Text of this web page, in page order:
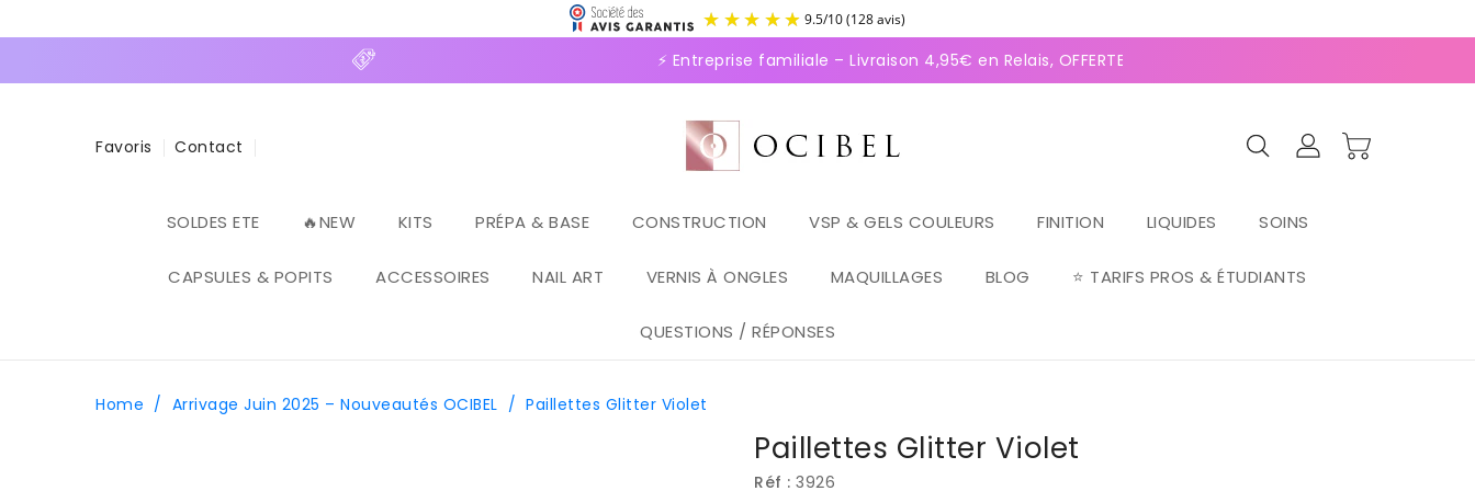
⚡ Entreprise familiale – Livraison 4,95€ en Relais, OFFERTE dès 70€ ⚡Paiement 2-4x Alma ⚡
Favoris Contact
SOLDES ETE 🔥NEW KITS PRÉPA & BASE CONSTRUCTION VSP & GELS COULEURS FINITION LIQUIDES SOINS
CAPSULES & POPITS ACCESSOIRES NAIL ART VERNIS À ONGLES MAQUILLAGES BLOG ⭐ TARIFS PROS & ÉTUDIANTS
QUESTIONS / RÉPONSES
Home / Arrivage Juin 2025 – Nouveautés OCIBEL / Paillettes Glitter Violet
Paillettes Glitter Violet
Réf : 3926